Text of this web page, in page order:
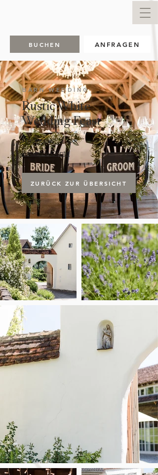
ANFRAGEN
BUCHEN
BARN WEDDING
Rustic White
Wedding Feast
Rebecca Conte
Fotografie:
ZURÜCK ZUR ÜBERSICHT